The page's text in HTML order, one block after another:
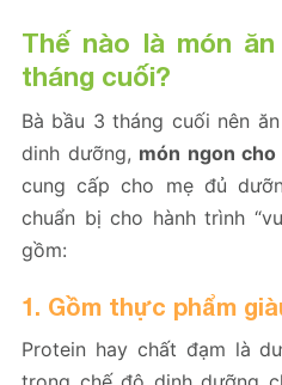
Thế nào là món
tháng cuối?
Bà bầu 3 tháng cuối nên
dinh dưỡng, món ngon
cung cấp cho mẹ đủ
chuẩn bị cho hành trình
gồm:
1. Gồm thực phẩm
Protein hay chất đạm là